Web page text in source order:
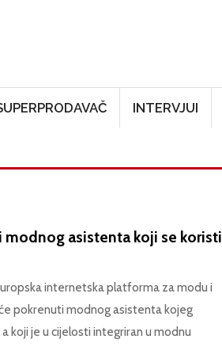
INTERVJUI
asistenta koji se koristi
internetska platforma za modu i
pokrenuti modnog asistenta kojeg
koji je u cijelosti integriran u modnu